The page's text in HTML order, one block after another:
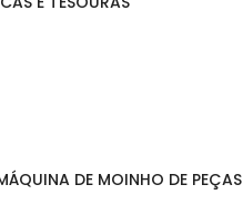
MÁQUINA DE MOINHO DE PEÇAS